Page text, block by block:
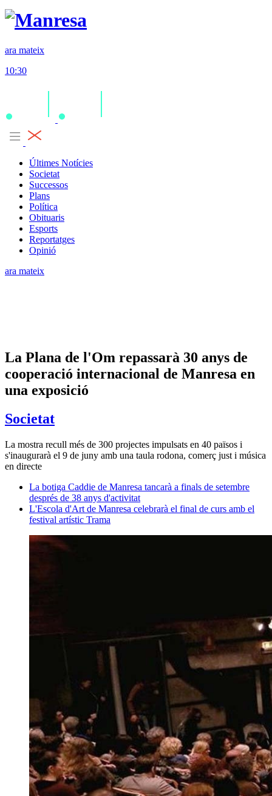
ara mateix
10:30
Últimes Notícies
Societat
Successos
Plans
Política
Obituaris
Esports
Reportatges
Opinió
ara mateix
La Plana de l'Om repassarà 30 anys de
cooperació internacional de Manresa en
una exposició
Societat
La mostra recull més de 300 projectes impulsats en 40 països i
s'inaugurarà el 9 de juny amb una taula rodona, comerç just i música
en directe
La botiga Caddie de Manresa tancarà a finals de setembre
després de 38 anys d'activitat
L'Escola d'Art de Manresa celebrarà el final de curs amb el
festival artístic Trama